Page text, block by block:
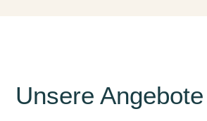
Unsere Angebote